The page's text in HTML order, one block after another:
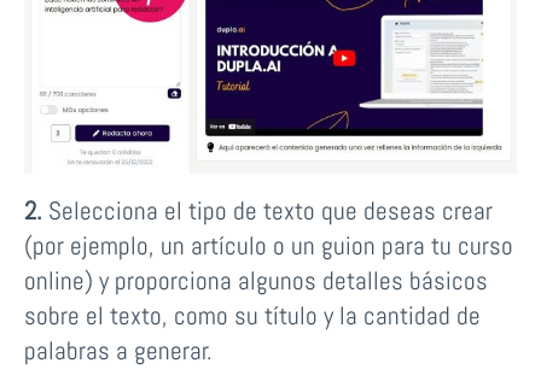
2. Selecciona el tipo de texto que deseas crear
(por ejemplo, un artículo o un guion para tu curso
online) y proporciona algunos detalles básicos
sobre el texto, como su título y la cantidad de
palabras a generar.